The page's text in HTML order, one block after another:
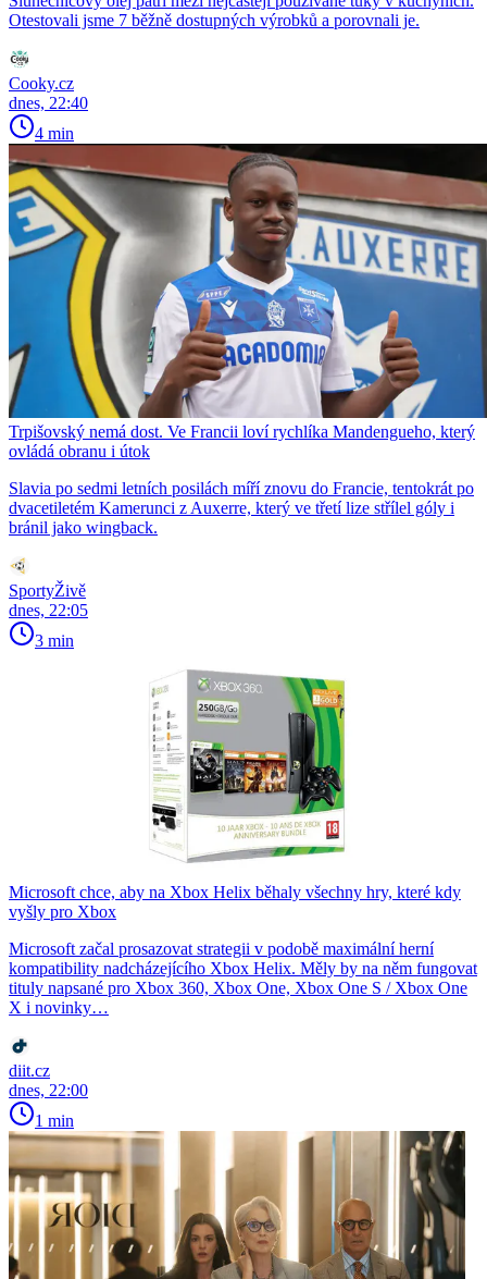
Otestovali jsme 7 běžně dostupných výrobků a porovnali je.
Cooky.cz
dnes, 22:40
4 min
Trpišovský nemá dost. Ve Francii loví rychlíka Mandengueho, který
ovládá obranu i útok
Slavia po sedmi letních posilách míří znovu do Francie, tentokrát po
dvacetiletém Kamerunci z Auxerre, který ve třetí lize střílel góly i
bránil jako wingback.
SportyŽivě
dnes, 22:05
3 min
Microsoft chce, aby na Xbox Helix běhaly všechny hry, které kdy
vyšly pro Xbox
Microsoft začal prosazovat strategii v podobě maximální herní
kompatibility nadcházejícího Xbox Helix. Měly by na něm fungovat
tituly napsané pro Xbox 360, Xbox One, Xbox One S / Xbox One
X i novinky…
diit.cz
dnes, 22:00
1 min